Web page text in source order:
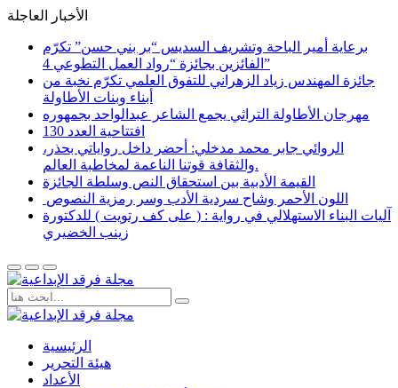
الأخبار العاجلة
برعاية أمير الباحة وتشريف السديس “بر بني حسن” تكرّم
الفائزين بجائزة “رواد العمل التطوعي 4”
جائزة المهندس زياد الزهراني للتفوق العلمي تكرّم نخبة من
أبناء وبنات الأطاولة
مهرجان الأطاولة التراثي يجمع الشاعر عبدالواحد بجمهوره
افتتاحية العدد 130
الروائي جابر محمد مدخلي: أحضر داخل رواياتي بحذر،
والثقافة قوتنا الناعمة لمخاطبة العالم.
القيمة الأدبية بين استحقاق النص وسلطة الجائزة
​ اللون الأحمر وشاح سردية الأدب وسر رمزية النصوص
آليات البناء الاستهلالي في رواية : ( على كف رتويت ) للدكتورة
زينب الخضيري
الرئيسية
هيئة التحرير
الأعداد